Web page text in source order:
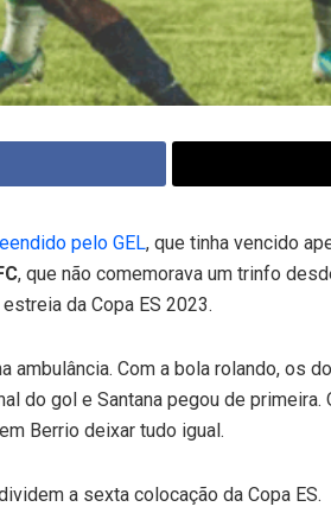
pelo GEL, que tinha vencido
, que não comemorava um trinfo
da Copa ES 2023.
Com a bola rolando, os
do gol e Santana pegou de primeira.
Berrio deixar tudo igual.
a sexta colocação da Copa ES.